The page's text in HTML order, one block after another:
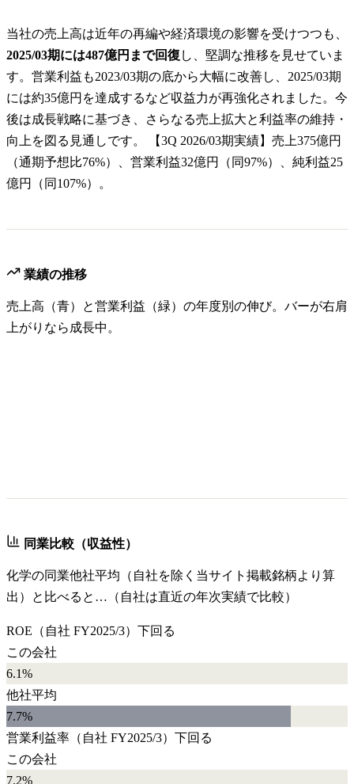
当社の売上高は近年の再編や経済環境の影響を受けつつも、
2025/03期には487億円まで回復 し、堅調な推移を見せていま
す。営業利益も2023/03期の底から大幅に改善し、2025/03期
には約35億円を達成するなど収益力が再強化されました。今
後は成長戦略に基づき、さらなる売上拡大と利益率の維持・
向上を図る見通しです。 【3Q 2026/03期実績】売上375億円
（通期予想比76%）、営業利益32億円（同97%）、純利益25
億円（同107%）。
業績の推移
売上高（青）と営業利益（緑）の年度別の伸び。バーが右肩
上がりなら成長中。
同業比較（収益性）
化学の同業他社平均（自社を除く当サイト掲載銘柄より算
出）と比べると…（自社は直近の年次実績で比較）
ROE （自社 FY2025/3） 下回る
この会社
6.1%
他社平均
7.7%
営業利益率 （自社 FY2025/3） 下回る
この会社
7.2%